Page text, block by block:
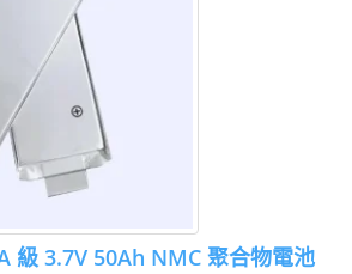
級 3.7V 50Ah NMC 聚合物電池